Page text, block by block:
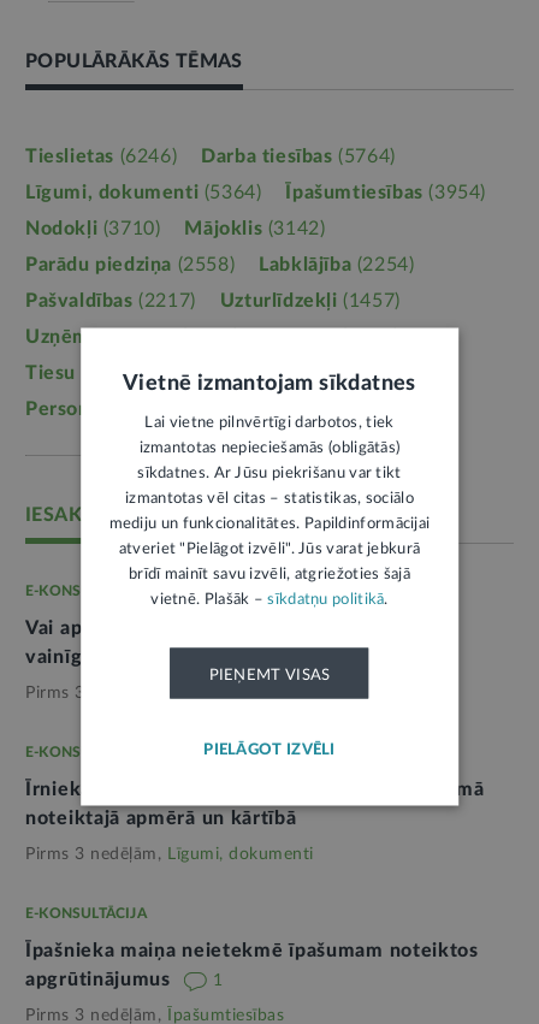
POPULĀRĀKĀS TĒMAS
Tieslietas (6246) Darba tiesības (5764)
Līgumi, dokumenti (5364) Īpašumtiesības (3954)
Nodokļi (3710) Mājoklis (3142)
Parādu piedziņa (2558) Labklājība (2254)
Pašvaldības (2217) Uzturlīdzekļi (1457)
Uzņēmējdarbība
Tiesu sistēma (1099) Izglītība
(1095)
Personas dati
IESAKĀM
E-KONSULTĀCIJA
Vai apdrošinātājs var piedzīt zaudējumus no
vainīgās personas
Pirms 3 nedēļām,
E-KONSULTĀCIJA
Īrniekam ir pienākums maksāt īres maksu līgumā
noteiktajā apmērā un kārtībā
Pirms 3 nedēļām, Līgumi, dokumenti
E-KONSULTĀCIJA
Īpašnieka maiņa neietekmē īpašumam noteiktos
apgrūtinājumus
1
Pirms 3 nedēļām, Īpašumtiesības
Vietnē izmantojam sīkdatnes
Lai vietne pilnvērtīgi darbotos, tiek
izmantotas nepieciešamās (obligātās)
sīkdatnes. Ar Jūsu piekrišanu var tikt
izmantotas vēl citas – statistikas, sociālo
mediju un funkcionalitātes. Papildinformācijai
atveriet "Pielāgot izvēli". Jūs varat jebkurā
brīdī mainīt savu izvēli, atgriežoties šajā
vietnē. Plašāk –sīkdatņu politikā.
PIEŅEMT VISAS
PIELĀGOT IZVĒLI